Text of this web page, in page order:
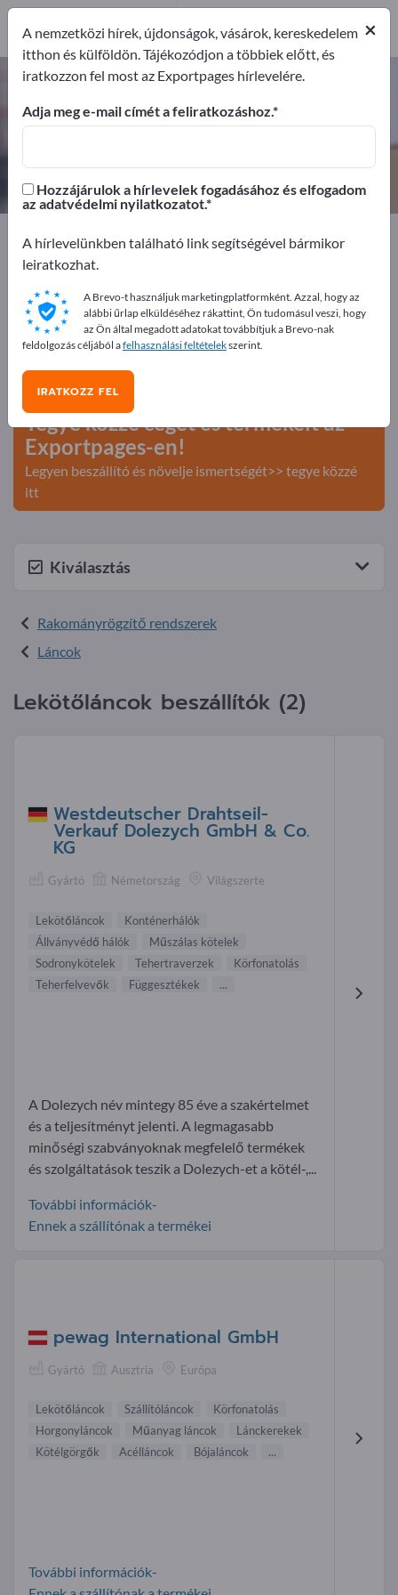
Lekötőláncok – gyártók és
beszállítók keresése
2
Gyártók
Exportpages
Szállítás és csomagolás
Rakományrögzítő rendszerek
Lekötőláncok
Hirdessen ingyen az Exportpages-
en!
Tegye közzé cégét és termékeit az
Exportpages-en!
Legyen beszállító és növelje ismertségét>> tegye közzé
itt
Kiválasztás
Rakományrögzítő rendszerek
Láncok
Lekötőláncok beszállítók (2)
Westdeutscher Drahtseil-
Verkauf Dolezych GmbH & Co.
KG
Gyártó Németország Világszerte
Lekötőláncok
Konténerhálók
Állványvédő hálók
Műszálas kötelek
Sodronykötelek
Tehertraverzek
Körfonatolás
Teherfelvevők
Függesztékek ...
A Dolezych név mintegy 85 éve a szakértelmet
és a teljesítményt jelenti. A legmagasabb
minőségi szabványoknak megfelelő termékek
és szolgáltatások teszik a Dolezych-et a kötél-,...
További információk-
Ennek a szállítónak a termékei
pewag International GmbH
Gyártó Ausztria Európa
Lekötőláncok Szállítóláncok
Körfonatolás
Horgonyláncok
Műanyag láncok
Lánckerekek
Kötélgörgők
Acélláncok Bójaláncok ...
További információk-
×
A nemzetközi hírek, újdonságok, vásárok, kereskedelem
itthon és külföldön. Tájékozódjon a többiek előtt, és
iratkozzon fel most az Exportpages hírlevelére.
Adja meg e-mail címét a feliratkozáshoz.
Hozzájárulok a hírlevelek fogadásához és elfogadom
az adatvédelmi nyilatkozatot.
A hírlevelünkben található link segítségével bármikor
leiratkozhat.
A Brevo-t használjuk marketingplatformként. Azzal, hogy az
alábbi űrlap elküldéséhez rákattint, Ön tudomásul veszi, hogy
az Ön által megadott adatokat továbbítjuk a Brevo-nak
feldolgozás céljából afelhasználási feltételekszerint.
IRATKOZZ FEL